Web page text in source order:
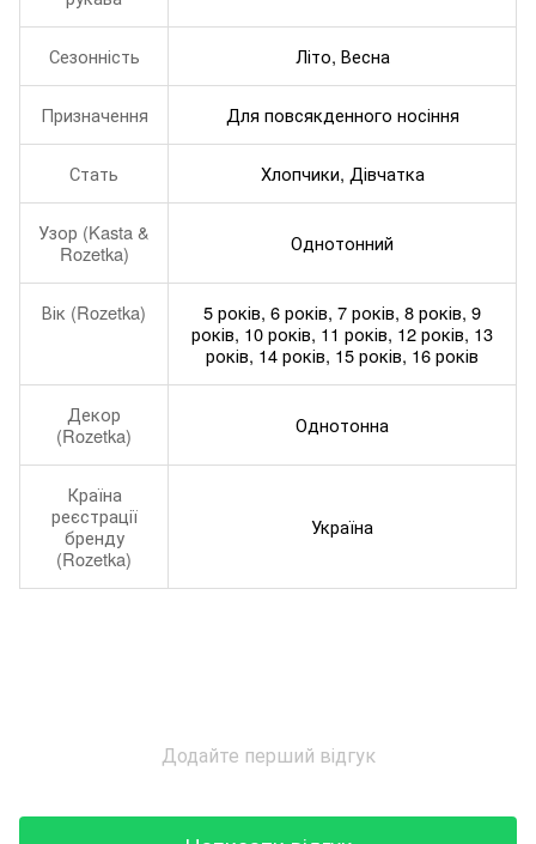
Сезонність Літо, Весна
Призначення Для повсякденного носіння
Стать Хлопчики, Дівчатка
Узор (Kasta &
Rozetka)
Однотонний
Вік (Rozetka)
5 років, 6 років, 7 років, 8 років, 9
років, 10 років, 11 років, 12 років, 13
років, 14 років, 15 років, 16 років
Декор
(Rozetka)
Однотонна
Країна
реєстрації
бренду
(Rozetka)
Україна
Додайте перший відгук